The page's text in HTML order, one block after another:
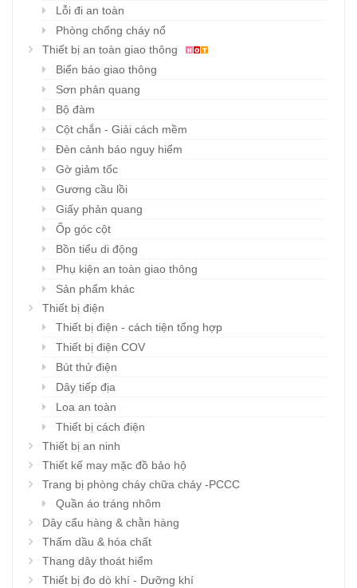
Lỗi đi an toàn
Phòng chống cháy nổ
Thiết bị an toàn giao thông
Biển báo giao thông
Sơn phản quang
Bộ đàm
Cột chắn - Giải cách mềm
Đèn cảnh báo nguy hiểm
Gờ giảm tốc
Gương cầu lồi
Giấy phản quang
Ốp góc cột
Bồn tiểu di động
Phụ kiện an toàn giao thông
Sản phẩm khác
Thiết bị điện
Thiết bị điện - cách tiện tổng hợp
Thiết bị điện COV
Bút thử điện
Dây tiếp địa
Loa an toàn
Thiết bị cách điện
Thiết bị an ninh
Thiết kế may mặc đồ bảo hộ
Trang bị phòng cháy chữa cháy -PCCC
Quần áo tráng nhôm
Dây cẩu hàng & chằn hàng
Thấm dầu & hóa chất
Thang dây thoát hiểm
Thiết bị đo dò khí - Dưỡng khí